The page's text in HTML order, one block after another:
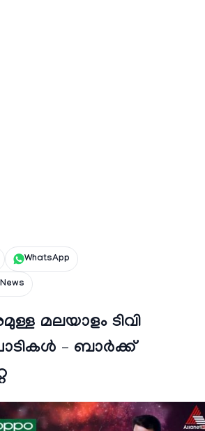
WhatsApp
മലയാളം ടിവി
– ബാര്‍ക്ക്